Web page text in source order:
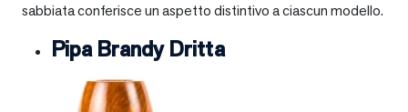
sabbiata conferisce un aspetto distintivo a ciascun modello.
Pipa Brandy Dritta